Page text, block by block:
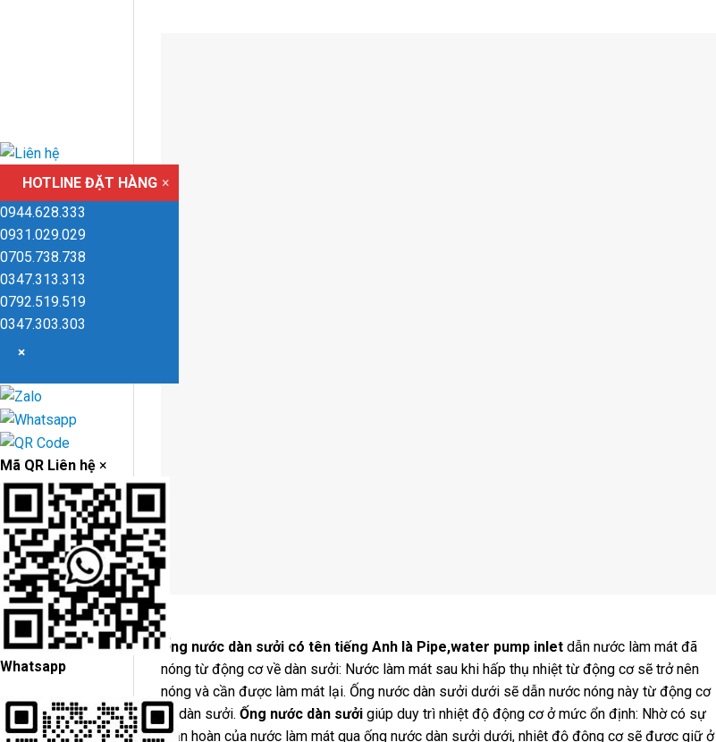
Ống nước dàn sưởi có tên tiếng Anh là Pipe,water pump inletdẫn nước làm mát đã
nóng từ động cơ về dàn sưởi: Nước làm mát sau khi hấp thụ nhiệt từ động cơ sẽ trở nên
nóng và cần được làm mát lại. Ống nước dàn sưởi dưới sẽ dẫn nước nóng này từ động cơ
về dàn sưởi.Ống nước dàn sưởigiúp duy trì nhiệt độ động cơ ở mức ổn định: Nhờ có sự
tuần hoàn của nước làm mát qua ống nước dàn sưởi dưới, nhiệt độ động cơ sẽ được giữ ở
HOTLINE ĐẶT HÀNG ×
0944.628.333
0931.029.029
0705.738.738
0347.313.313
0792.519.519
0347.303.303
×
Mã QR Liên hệ ×
Whatsapp